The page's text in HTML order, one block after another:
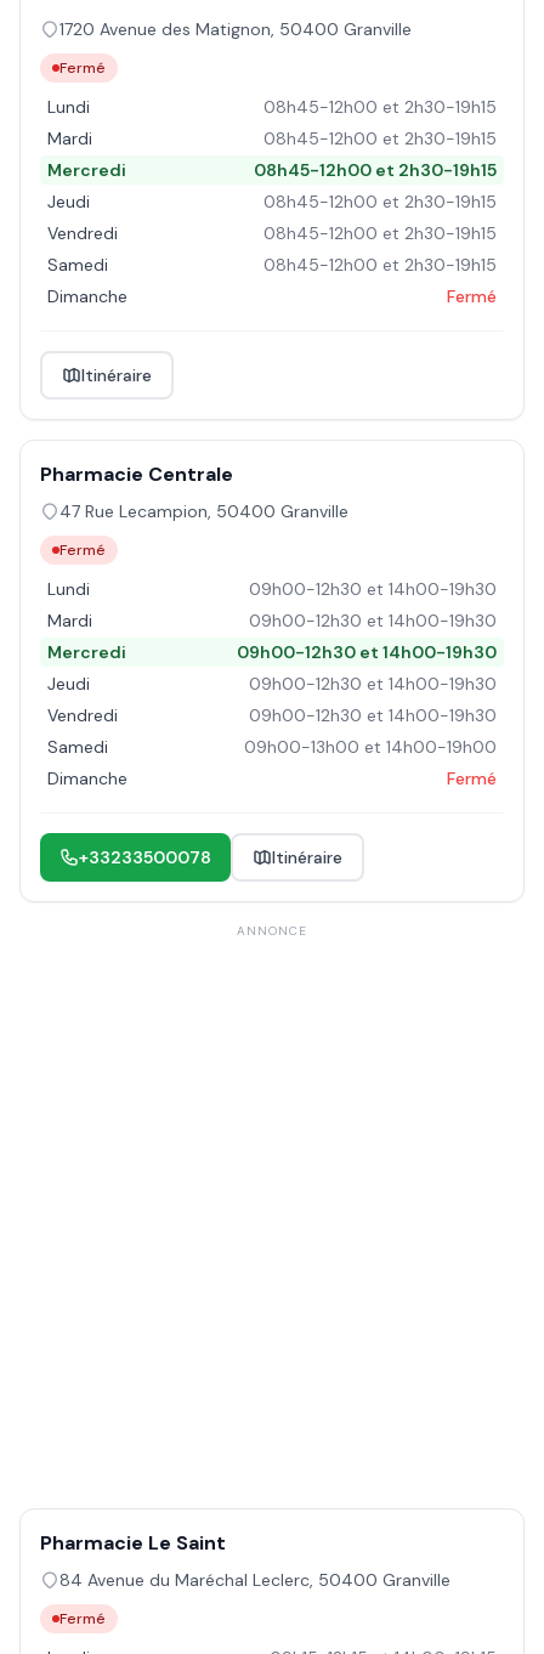
1720 Avenue des Matignon, 50400 Granville
Fermé
Lundi
08h45-12h00 et 2h30-19h15
Mardi
08h45-12h00 et 2h30-19h15
Mercredi
08h45-12h00 et 2h30-19h15
Jeudi
08h45-12h00 et 2h30-19h15
Vendredi
08h45-12h00 et 2h30-19h15
Samedi
08h45-12h00 et 2h30-19h15
Dimanche
Fermé
Itinéraire
Pharmacie Centrale
47 Rue Lecampion, 50400 Granville
Fermé
Lundi
09h00-12h30 et 14h00-19h30
Mardi
09h00-12h30 et 14h00-19h30
Mercredi
09h00-12h30 et 14h00-19h30
Jeudi
09h00-12h30 et 14h00-19h30
Vendredi
09h00-12h30 et 14h00-19h30
Samedi
09h00-13h00 et 14h00-19h00
Dimanche
Fermé
+33233500078 Itinéraire
ANNONCE
Pharmacie Le Saint
84 Avenue du Maréchal Leclerc, 50400 Granville
Fermé